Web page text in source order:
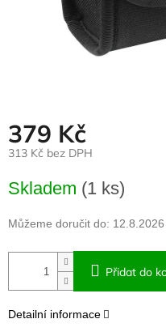
379 Kč
313 Kč bez DPH
cena:
Skladem (1 ks)
Můžeme doručit do: 12.8.2026
Přidat do
Detailní informace